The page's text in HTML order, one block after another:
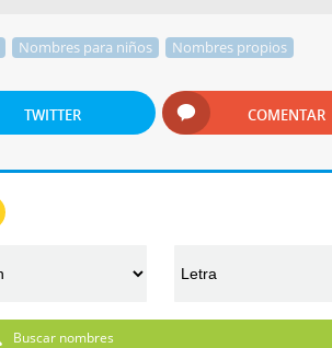
Nombres para niños Nombres propios
TWITTER COMENTAR
Buscar nombres